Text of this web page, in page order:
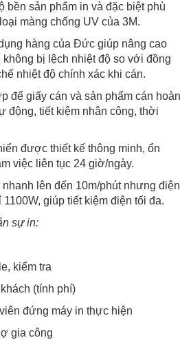
bền sản phẩm in và đặc biệt phù
màng chống UV của 3M.
hàng của Đức giúp nâng cao
không bị lệch nhiệt độ so với đồng
nhiệt độ chính xác khi cán.
để giấy cán và sản phẩm cán hoàn
động, tiết kiệm nhân công, thời
được thiết kế thông minh, ổn
việc liên tục 24 giờ/ngày.
nhanh lên đến 10m/phút nhưng điện
1100W, giúp tiết kiệm điện tối đa.
sự in:
kiểm tra
(tính phí)
đứng máy in thực hiện
gia công